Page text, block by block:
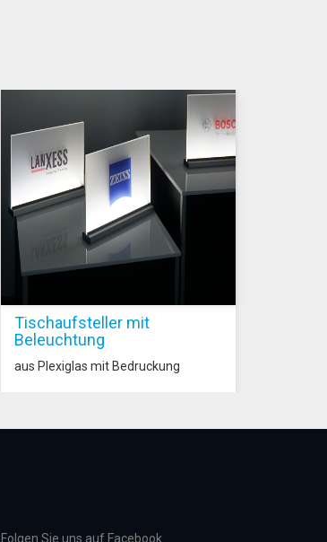
Tischaufsteller mit
Beleuchtung
aus Plexiglas mit Bedruckung
Folgen Sie uns auf Facebook